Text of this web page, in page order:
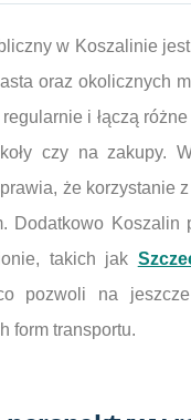
w Koszalinie
oraz okolicznych
i łączą
czy na zakupy.
że korzystanie
Dodatkowo
takich jak
pozwoli na
form transportu.